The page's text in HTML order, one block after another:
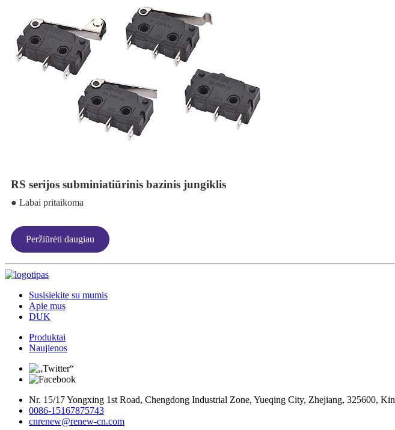
RS serijos subminiatiūrinis bazinis jungiklis
● Labai pritaikoma
Peržiūrėti daugiau
Susisiekite su mumis
Apie mus
DUK
Produktai
Naujienos
Nr. 15/17 Yongxing 1st Road, Chengdong Industrial Zone, Yueqing City, Zhejiang, 325600,
0086-15167875743
cnrenew@renew-cn.com